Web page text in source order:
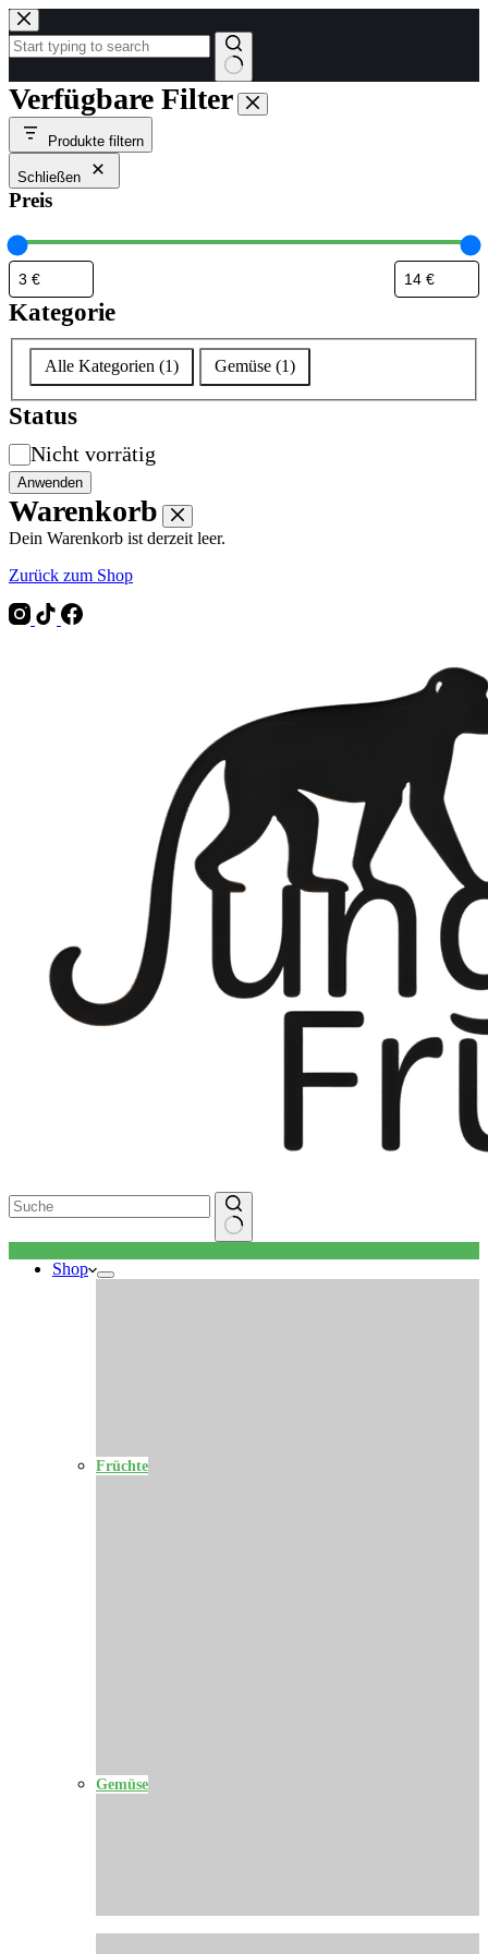
Zum
Inhalt
springen
Keine
Ergebnisse
Verfügbare Filter
Produkte filtern
Schließen
Preis
Kategorie
Kategorie
Alle Kategorien (1) Gemüse (1)
Status
Verfügbarkeit
Nicht vorrätig
Anwenden
Warenkorb
Dein Warenkorb ist derzeit leer.
Zurück zum Shop
Ergebnisse
Shop
Früchte
Gemüse